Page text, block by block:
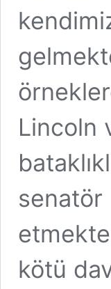
Lincoln
senatör
kötü